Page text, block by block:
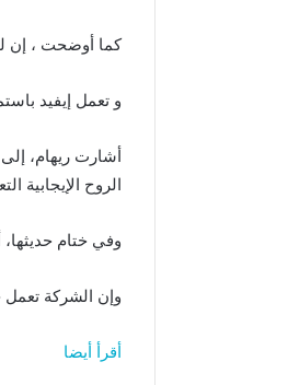
كما أوضحت ، إن
و تعمل إيفيد
أشارت ريهام،
الروح الإيجابية
وفي ختام
وإن الشركة تعمل
أقرأ أيضا